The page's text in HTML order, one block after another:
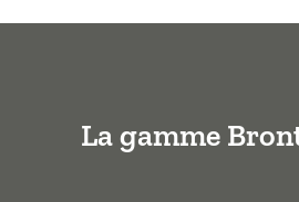
La gamme